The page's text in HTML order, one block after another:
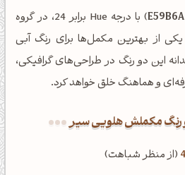
E59B6A) با درجه Hue برابر 24، در گروه
یکی از بهترین مکمل‌ها برای رنگ آبی
این دو رنگ در طراحی‌های گرافیکی،
و هماهنگ خلق خواهد کرد.
رنگ مکملش هلویی سیر
(از منظر شباهت)